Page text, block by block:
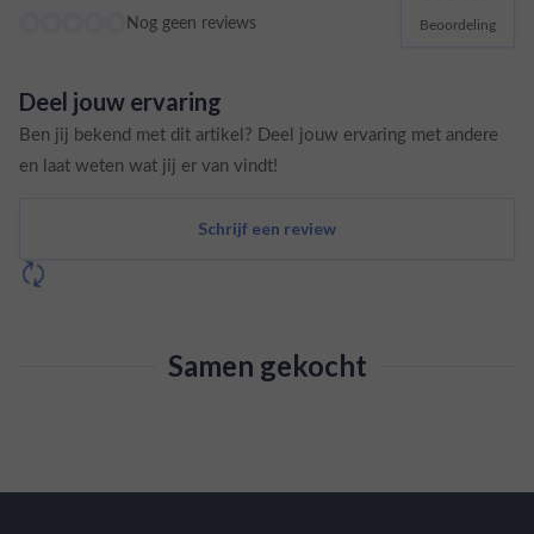
Nog geen reviews Beoordeling
Deel jouw ervaring
Ben jij bekend met dit artikel? Deel jouw ervaring met andere
en laat weten wat jij er van vindt!
Schrijf een review
Samen gekocht